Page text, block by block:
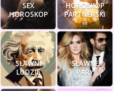
SEX
HOROSKOP
HOROSKOP
PARTNERSKI
SŁAWNI
LUDZIE
SŁAWNE
PARY